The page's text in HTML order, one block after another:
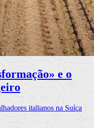
e o
italianos na Suíça